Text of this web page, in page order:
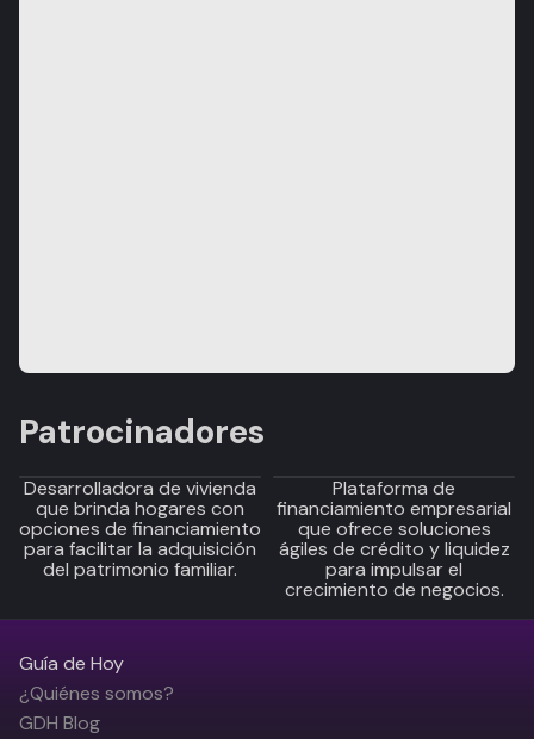
Patrocinadores
Desarrolladora de vivienda
que brinda hogares con
opciones de financiamiento
para facilitar la adquisición
del patrimonio familiar.
Plataforma de
financiamiento empresarial
que ofrece soluciones
ágiles de crédito y liquidez
para impulsar el
crecimiento de negocios.
Guía de Hoy
¿Quiénes somos?
GDH Blog